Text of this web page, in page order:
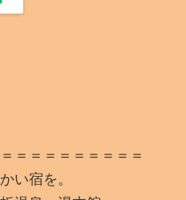
＝＝＝＝＝＝＝＝＝
い宿を。